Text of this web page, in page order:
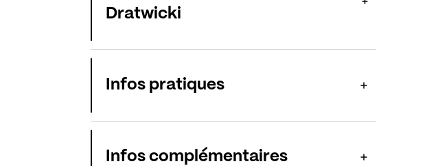
Dratwicki
Infos pratiques
Infos complémentaires